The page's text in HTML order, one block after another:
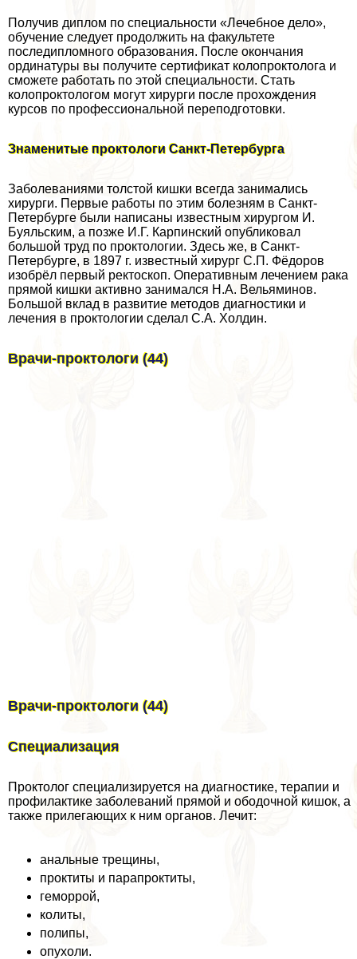
Получив диплом по специальности «Лечебное дело»,
обучение следует продолжить на факультете
последипломного образования. После окончания
ординатуры вы получите сертификат колопроктолога и
сможете работать по этой специальности. Стать
колопроктологом могут хирурги после прохождения
курсов по профессиональной переподготовки.
Знаменитые проктологи Санкт-Петербурга
Заболеваниями толстой кишки всегда занимались
хирурги. Первые работы по этим болезням в Санкт-
Петербурге были написаны известным хирургом И.
Буяльским, а позже И.Г. Карпинский опубликовал
большой труд по проктологии. Здесь же, в Санкт-
Петербурге, в 1897 г. известный хирург С.П. Фёдоров
изобрёл первый ректоскоп. Оперативным лечением paка
прямой кишки активно занимался Н.А. Вельяминов.
Большой вклад в развитие методов диагностики и
лечения в проктологии сделал С.А. Холдин.
Врачи-проктологи (44)
Врачи-проктологи (44)
Специализация
Проктолог специализируется на диагностике, терапии и
профилактике заболеваний прямой и ободочной кишок, а
также прилегающих к ним органов. Лечит:
aнaльные трещины,
проктиты и парапроктиты,
геморрой,
колиты,
полипы,
опухоли.